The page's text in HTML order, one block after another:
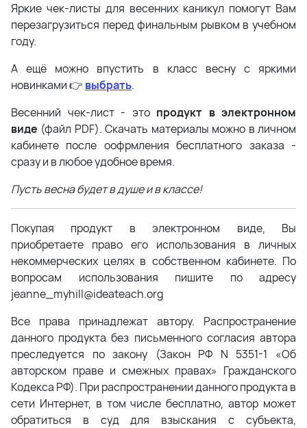
Яркие чек-листы для весенних каникул помогут Вам
перезагрузиться перед финальным рывком в учебном
году.
А ещё можно впустить в класс весну с яркими
новинками 👉 выбрать.
Весенний чек-лист - это продукт в электронном
виде (файл PDF). Скачать материалы можно в личном
кабинете после оофрмления бесплатного заказа -
сразу и в любое удобное время.
Пусть весна будет в душе и в классе!
Покупая продукт в электронном виде, Вы
приобретаете право его использования в личных
некоммерческих целях в собственном кабинете. По
вопросам использования пишите по адресу
jeanne_myhill@ideateach.org
Все права принадлежат автору. Распространение
данного продукта без письменного согласия автора
преследуется по закону (Закон РФ N 5351-1 «Об
авторском праве и смежных правах» Гражданского
Кодекса РФ). При распространении данного продукта в
сети Интернет, в том числе бесплатно, автор может
обратиться в суд для взыскания с субъекта,